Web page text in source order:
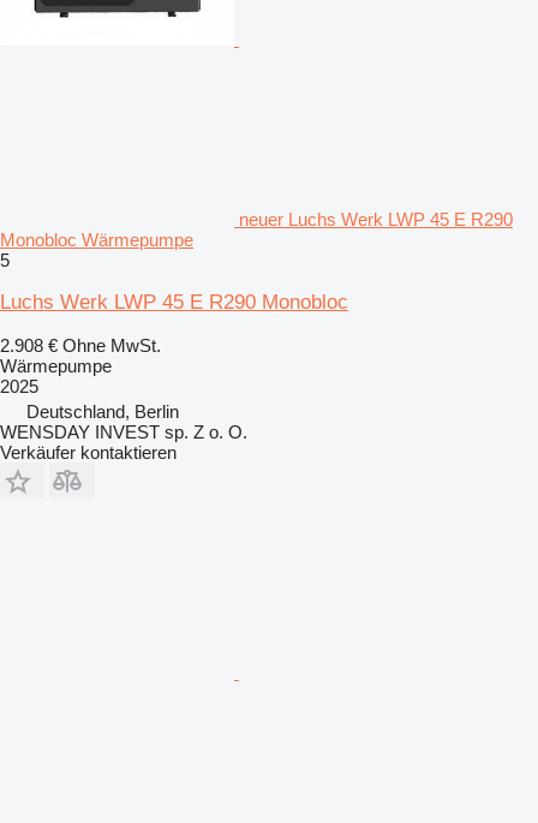
neuer Luchs Werk LWP 45 E R290
Monobloc Wärmepumpe
5
Luchs Werk LWP 45 E R290 Monobloc
2.908 € Ohne MwSt.
Wärmepumpe
2025
Deutschland, Berlin
WENSDAY INVEST sp. Z o. O.
Verkäufer kontaktieren